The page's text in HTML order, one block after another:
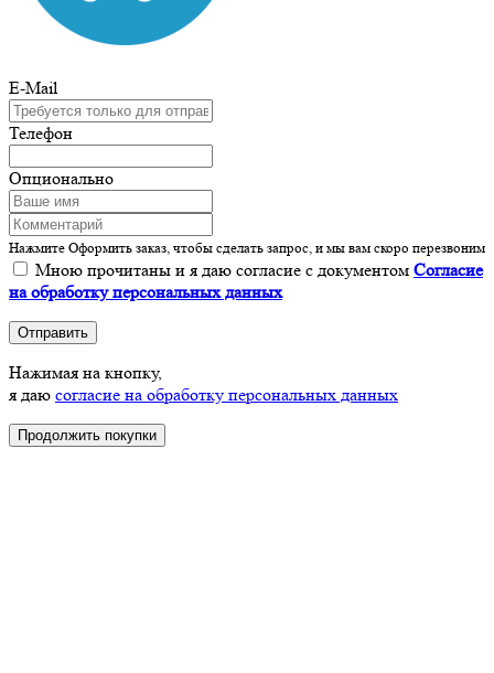
E-Mail
Телефон
Опционально
Нажмите Оформить заказ, чтобы сделать запрос, и мы вам скоро перезвоним
Мною прочитаны и я даю согласие с документом Согласие
на обработку персональных данных
Отправить
Нажимая на кнопку,
я даю согласие на обработку персональных данных
Продолжить покупки